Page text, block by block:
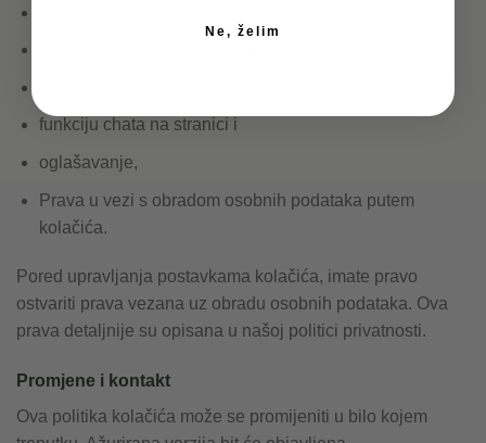
funkciju chata na stranici i
oglašavanje,
Prava u vezi s obradom osobnih podataka putem
kolačića.
Pored upravljanja postavkama kolačića, imate pravo
ostvariti prava vezana uz obradu osobnih podataka. Ova
prava detaljnije su opisana u našoj politici privatnosti.
Promjene i kontakt
Ova politika kolačića može se promijeniti u bilo kojem
Ne, želim